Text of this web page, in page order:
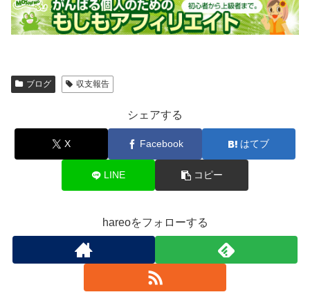
ブログ 収支報告
シェアする
X Facebook はてブ
LINE コピー
hareoをフォローする